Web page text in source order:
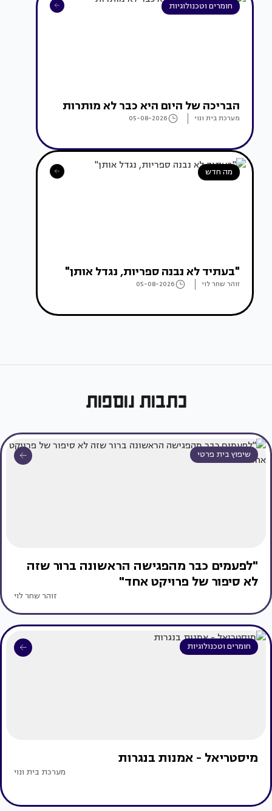
חומרים וטכנולוגיות
הבריכה של היום היא כבר לא מותרות
מערכת בית ונוי 05-08-2026
מה חדש
"בעתיד לא נבנה ספריות, נגדל אותן"
זוהר שחר לוי 05-08-2026
כתבות נוספות
שיפוץ בית פרטי
"לפעמים כבר מהפגישה הראשונה ברור שזה
לא סיפור של פרויקט אחד"
זוהר שחר לוי
חומרים וטכנולוגיות
מיסטריאל - אמנות בנגרות
מערכת בית ונוי